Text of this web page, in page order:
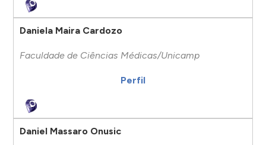
Daniela Maira Cardozo
Faculdade de Ciências Médicas/Unicamp
Perfil
Daniel Massaro Onusic